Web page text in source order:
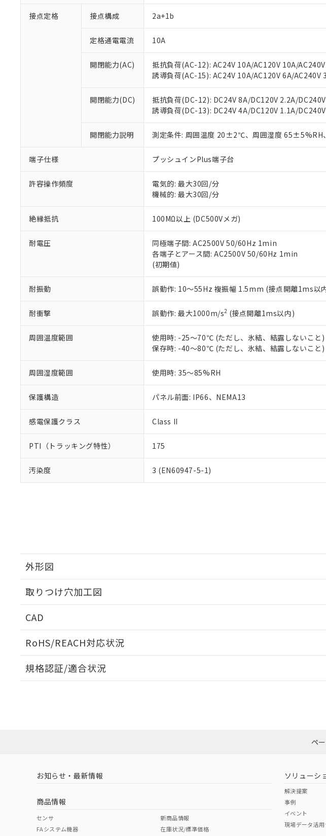
接点定格 接点構成 2a+1b
定格通電電流 10A
開閉能力(AC)
抵抗負荷(AC-12): AC24V 10A/AC120V 10A/
誘導負荷(AC-15): AC24V 10A/AC120V 6A/AC240V
開閉能力(DC)
抵抗負荷(DC-12): DC24V 8A/DC120V 2.2A/
誘導負荷(DC-13): DC24V 4A/DC120V 1.1A/
開閉能力説明 測定条件: 周囲温度 20±2℃、周囲湿度 65±5%RH
端子仕様 プッシュインPlus端子台
許容操作頻度
電気的: 最大30回/分
機械的: 最大30回/分
絶縁抵抗 100MΩ以上 (DC500Vメガ)
耐電圧
同極端子間: AC2500V 50/60Hz 1min
各端子とアース間: AC2500V 50/60Hz 1min
(初期値)
耐振動 誤動作: 10～55Hz 複振幅 1.5mm (接点開離1ms以
耐衝撃 誤動作: 最大1000m/s2 (接点開離1ms以内)
周囲温度範囲
使用時: -25～70℃ (ただし、氷結、結露しないこと)
保存時: -40～80℃ (ただし、氷結、結露しないこと)
周囲湿度範囲 使用時: 35～85%RH
保護構造 パネル前面: IP66、NEMA13
感電保護クラス Class II
PTI（トラッキング特性） 175
汚染度 3 (EN60947-5-1)
外形図
取りつけ穴加工図
CAD
RoHS/REACH対応状況
EU RoHS 注意事項・凡例
ダウンロードはこちら
中国 RoHS 注意事項・凡例
中国 RoHS表
規格認証/適合状況
ご利用条件
以下の条件をお読みいただき、同意のうえご利
本サービスは、当社制御機器事業取扱商品
くものです。
当社制御機器事業取扱商品の中には、本サ
在庫状況および標準価格照会結果は、記載
い。
正式な納期状況および標準価格はお客様の
当社販売員にご相談ください。
オムロン制御機器販売店や当社販売拠点は
在庫状況および標準価格結果を当社の事前
す。
ている必要があります。
お客様が当ウェブサイト上で当社にご登録
さい。
※当社の共同利用者とは、"個人情報の共
対応予定：EU RoHS指令（10物質）の非含有
非該当品：ライセンス料など無形物で、有害物
仕入先様の事情により、非含有部品としていた
があります。
*EU RoHS指令（10物質）：
六価クロム(Cr(Ⅵ)) 1000ppm以下、ポリ臭化ビフェニル類
フタル酸ビス(2-エチルヘキシル) (DEHP)(別名：DOP)
ル（DBP） 1000ppm以下、フタル酸ジイソブチル (DIBP)
但し、RoHS指令で産業用監視および制御機器に対する適用除
フタル酸エステル類の４物質については閾値を超える意図的な
※2 対応予定月
部品在庫の切り替え状況などにより、予定月が前
※3 非含有証明書ダウンロード
下記の非含有証明書をダウンロードすることがで
EU RoHS指令（10物質）の非含有証明書
51物質の非含有証明書（当社基準）
※本証明書は発行日時点で非含有を証明するも
また、RoHS指令のフタル酸エステル類４物質
混在することから備考欄に対応日を記載しており
り割愛しております。
※1 中国RoHS○×表
「○」：最大均質材料含有率が中国RoHSの基準
「×」：最大均質材料含有率が中国RoHSの基準
*中国RoHS10物質の基準値 (GB/T26572)：
Pb(鉛) :1000ppm、 Hg(水銀) : 1000ppm、 Cd(カドミウム) :
Cr(Ⅵ)(六価クロム) : 1000ppm、 PBBs(ポリ臭化ビフェニル
DBP(フタル酸ジブチル) : 1000ppm、 DIBP(フタル酸ジイソ
DEHP(フタル酸ビス(2-エチルヘキシル)) : 1000ppm
※2 環境保護使用期限
「ｅ」：有害物質（10物質）のすべてが基準値
「10」：通常の使用状況下において有害物質が
味します。
当社は、これら貴社製品のうち、外国為替
う）を輸出または国外への提供する場合は
などの必要な手続きをとります。
ます。
当社は貴社製品を、核兵器、ミサイル、化
当社は、貴社製品を第三者に販売する場合
また当社は、販売先および販売に係わる関
たしません。
記
号
説明
○ 一定数以上の在庫あり
△ 一定数には満たないが在庫あり
－
在庫なし(最新の在庫状況については
機器販売店・当社販売員にご確認くだ
空
白
受注生産機種、また在庫状況の情報を
ペ
お知らせ・最新情報
商品情報
センサ
FAシステム機器
新商品情報
在庫状況/標準価格
ソリューシ
解決提案
事例
イベント
現場データ活